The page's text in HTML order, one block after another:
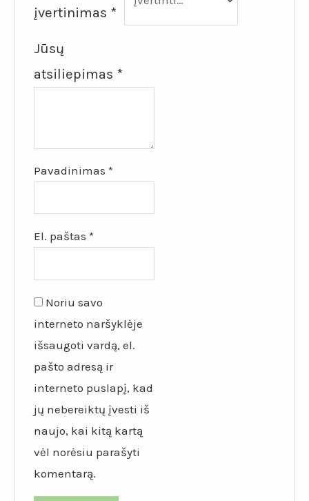
įvertinimas *
Jūsų
atsiliepimas *
Pavadinimas*
El. paštas*
Noriu savo
interneto naršyklėje
išsaugoti vardą, el.
pašto adresą ir
interneto puslapį, kad
jų nebereiktų įvesti iš
naujo, kai kitą kartą
vėl norėsiu parašyti
komentarą.